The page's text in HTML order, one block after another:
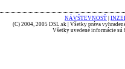
NÁVŠTEVNOSŤ
(C) 2004, 2005 DSL.sk | Všetky práva
Všetky uvedené informácie sú